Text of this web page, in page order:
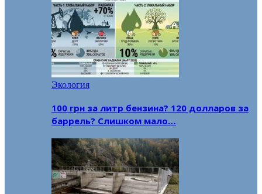
Экология
100 грн за литр бензина? 120 долларов за
баррель? Слишком мало…